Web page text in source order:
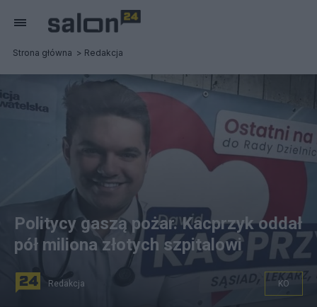
Strona główna Redakcja
Politycy gaszą pożar. Kacprzyk oddał
pół miliona złotych szpitalowi
Redakcja KO